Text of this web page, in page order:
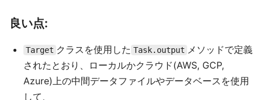
良い点:
Target クラスを使用した Task.output メソッドで定義
されたとおり、ローカルかクラウド(AWS, GCP,
Azure)上の中間データファイルやデータベースを使用
して、